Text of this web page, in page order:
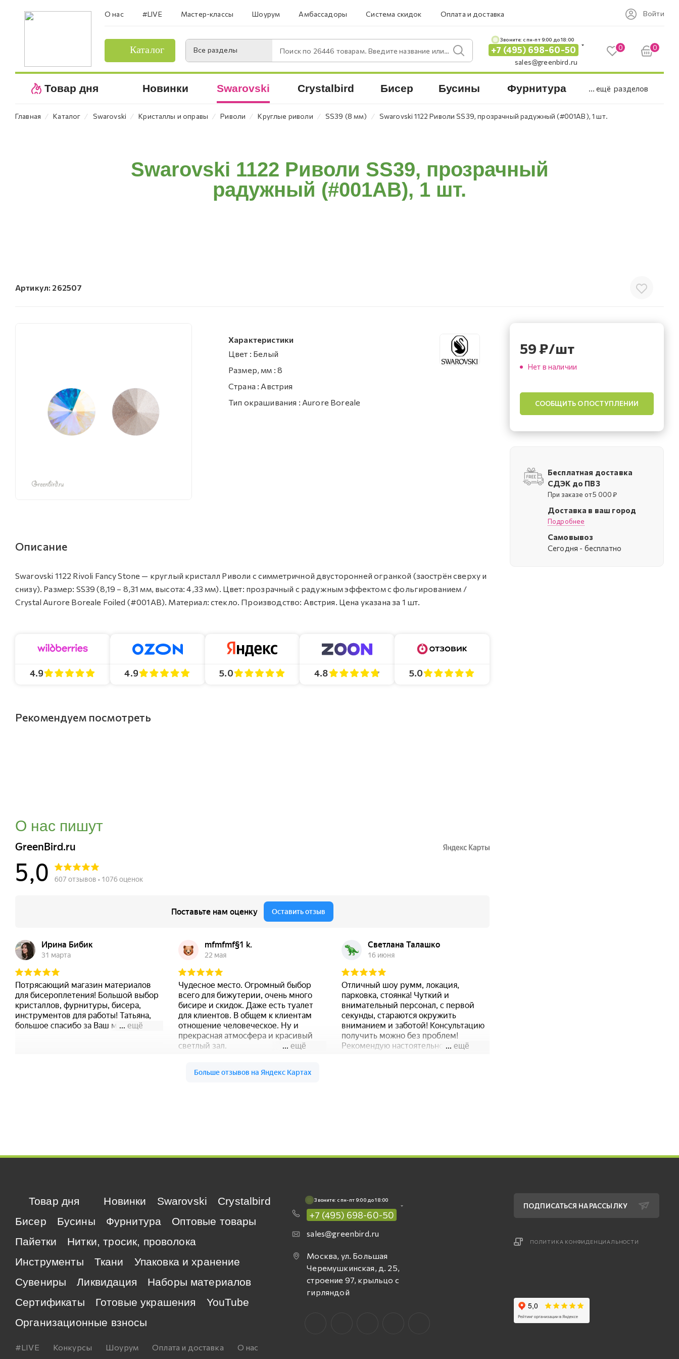
О нас #LIVE Мастер-классы Шоурум Амбассадоры Система скидок Оплата и доставка Войти
Каталог Все разделы Поиск по 26446 товарам. Введите название или артикул.
Звоните: c пн-пт 9:00 до 18:00
+7 (495) 698-60-50
sales@greenbird.ru
0 0
Товар дня Новинки Swarovski Crystalbird Бисер Бусины Фурнитура ... ещё разделов
Главная ⁄ Каталог ⁄ Swarovski ⁄ Кристаллы и оправы ⁄ Риволи ⁄ Круглые риволи ⁄ SS39 (8 мм) ⁄ Swarovski 1122 Риволи SS39, прозрачный радужный (#001AB), 1 шт.
Swarovski 1122 Риволи SS39, прозрачный
радужный (#001AB), 1 шт.
Артикул: 262507
Характеристики
Цвет : Белый
Размер, мм : 8
Страна : Австрия
Тип окрашивания : Aurore Boreale
Описание
Swarovski 1122 Rivoli Fancy Stone — круглый кристалл Риволи с симметричной двусторонней огранкой (заострён сверху и
снизу). Размер: SS39 (8,19 – 8,31 мм, высота: 4,33 мм). Цвет: прозрачный с радужным эффектом с фольгированием /
Crystal Aurore Boreale Foiled (#001AB). Материал: стекло. Производство: Австрия. Цена указана за 1 шт.
4.9 4.9 5.0 4.8 5.0
Рекомендуем посмотреть
О нас пишут
59₽/шт
Нет в наличии
СООБЩИТЬ О ПОСТУПЛЕНИИ
Бесплатная доставка
СДЭК до ПВЗ
При заказе от 5 000 ₽
Доставка в ваш город
Подробнее
Самовывоз
Cегодня - бесплатно
Товар дня Новинки Swarovski
Crystalbird
Бисер
Бусины Фурнитура
Оптовые товары
Пайетки
Нитки, тросик, проволока
Инструменты
Ткани
Упаковка и хранение
Сувениры
Ликвидация
Наборы материалов
Сертификаты
Готовые украшения
YouTube
Организационные взносы
#LIVE Конкурсы Шоурум Оплата и доставка О нас
Звоните: c пн-пт 9:00 до 18:00
+7 (495) 698-60-50
sales@greenbird.ru
Москва, ул. Большая
Черемушкинская, д. 25,
строение 97, крыльцо с
гирляндой
ПОДПИСАТЬСЯ НА РАССЫЛКУ
ПОЛИТИКА КОНФИДЕНЦИАЛЬНОСТИ